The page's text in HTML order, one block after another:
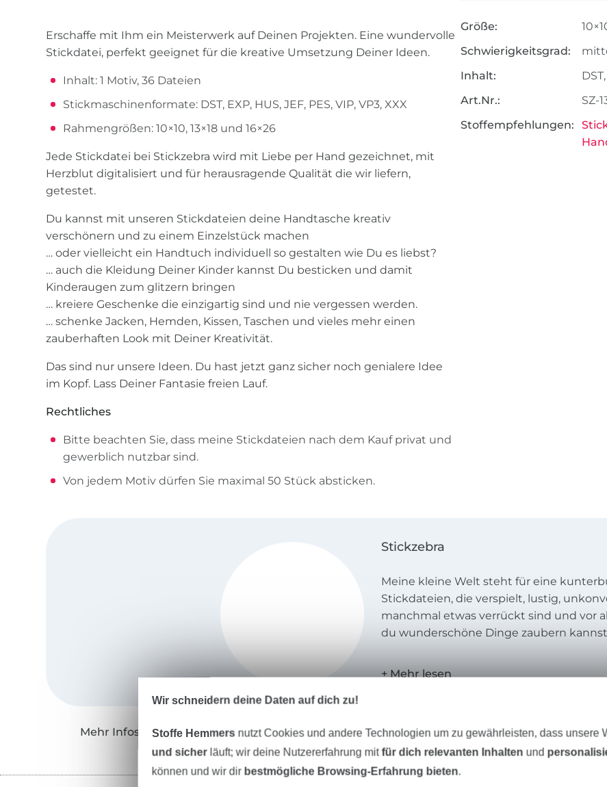
Erschaffe mit Ihm ein Meisterwerk auf Deinen Projekten. Eine wundervolle
Stickdatei, perfekt geeignet für die kreative Umsetzung Deiner Ideen.
Inhalt: 1 Motiv, 36 Dateien
Stickmaschinenformate: DST, EXP, HUS, JEF, PES, VIP, VP3, XXX
Rahmengrößen: 10×10, 13×18 und 16×26
Jede Stickdatei bei Stickzebra wird mit Liebe per Hand gezeichnet, mit
Herzblut digitalisiert und für herausragende Qualität die wir liefern,
getestet.
Du kannst mit unseren Stickdateien deine Handtasche kreativ
verschönern und zu einem Einzelstück machen
… oder vielleicht ein Handtuch individuell so gestalten wie Du es liebst?
… auch die Kleidung Deiner Kinder kannst Du besticken und damit
Kinderaugen zum glitzern bringen
… kreiere Geschenke die einzigartig sind und nie vergessen werden.
… schenke Jacken, Hemden, Kissen, Taschen und vieles mehr einen
zauberhaften Look mit Deiner Kreativität.
Das sind nur unsere Ideen. Du hast jetzt ganz sicher noch genialere Idee
im Kopf. Lass Deiner Fantasie freien Lauf.
Rechtliches
Bitte beachten Sie, dass meine Stickdateien nach dem Kauf privat und
gewerblich nutzbar sind.
Von jedem Motiv dürfen Sie maximal 50 Stück absticken.
Größe:
Schwierigkeitsgrad:
Inhalt:
Art.Nr.:
SZ-
Stoffempfehlungen:
Stickzebra
Meine kleine Welt steht für eine
Stickdateien, die verspielt, lustig,
manchmal etwas verrückt sind und vor
du wunderschöne Dinge zaubern
Alle Motive sind liebevoll gezeichnet, mit
jedes noch so kleine, feine Detail dein
erfreuen kann.
Ganz besonderen Wert lege ich auf das
Mehr Infos zu "Stickzebra"
Wir schneidern deine Daten auf dich zu!
Stoffe Hemmers nutzt Cookies und andere Technologien um zu gewährleisten, dass unsere
und sicherläuft; wir deine Nutzererfahrung mitfür dich relevanten Inhalten und
können und wir dir bestmögliche Browsing-Erfahrung bieten.